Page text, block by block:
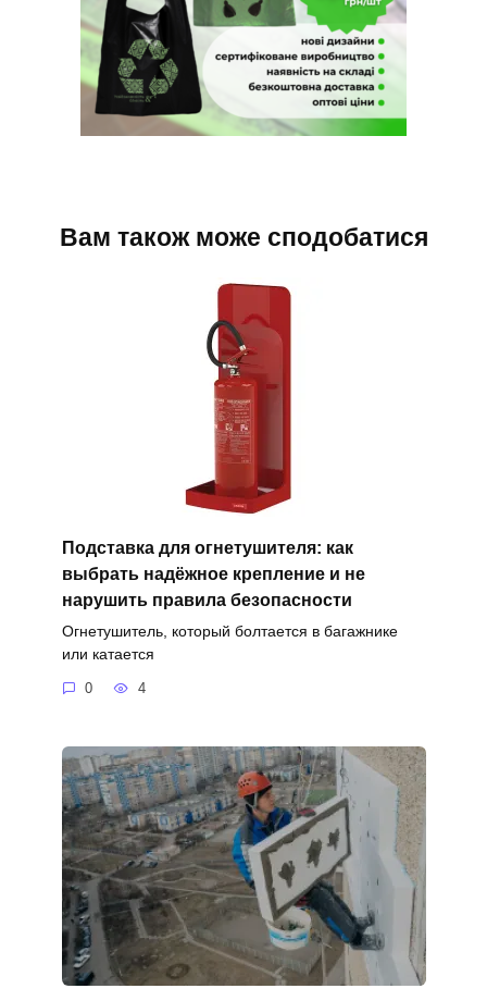
Вам також може сподобатися
Подставка для огнетушителя: как
выбрать надёжное крепление и не
нарушить правила безопасности
Огнетушитель, который болтается в багажнике
или катается
0 4